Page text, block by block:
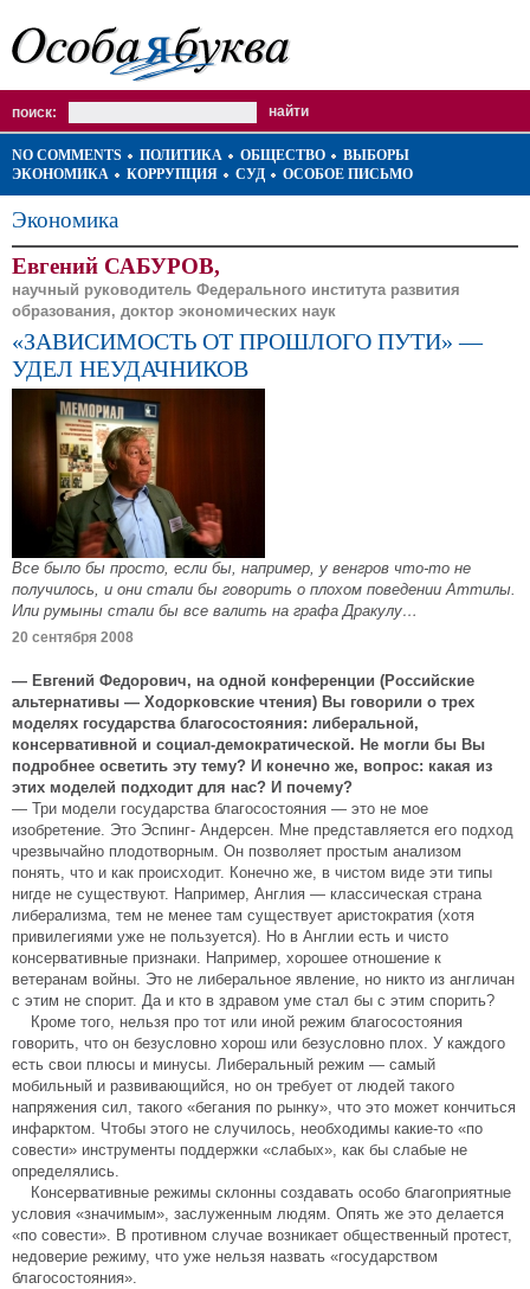
поиск:
NO COMMENTS ПОЛИТИКА ОБЩЕСТВО
ВЫБОРЫ
ЭКОНОМИКА
КОРРУПЦИЯ СУД ОСОБОЕ ПИСЬМО
Экономика
Евгений САБУРОВ,
научный руководитель Федерального института развития
образования, доктор экономических наук
«ЗАВИСИМОСТЬ ОТ ПРОШЛОГО ПУТИ» —
УДЕЛ НЕУДАЧНИКОВ
Все было бы просто, если бы, например, у венгров что-то не
получилось, и они стали бы говорить о плохом поведении Аттилы.
Или румыны стали бы все валить на графа Дракулу…
20 сентября 2008
— Евгений Федорович, на одной конференции (Российские
альтернативы — Ходорковские чтения) Вы говорили о трех
моделях государства благосостояния: либеральной,
консервативной и социал-демократической. Не могли бы Вы
подробнее осветить эту тему? И конечно же, вопрос: какая из
этих моделей подходит для нас? И почему?
— Три модели государства благосостояния — это не мое
изобретение. Это Эспинг- Андерсен. Мне представляется его подход
чрезвычайно плодотворным. Он позволяет простым анализом
понять, что и как происходит. Конечно же, в чистом виде эти типы
нигде не существуют. Например, Англия — классическая страна
либерализма, тем не менее там существует аристократия (хотя
привилегиями уже не пользуется). Но в Англии есть и чисто
консервативные признаки. Например, хорошее отношение к
ветеранам войны. Это не либеральное явление, но никто из англичан
с этим не спорит. Да и кто в здравом уме стал бы с этим спорить?
Кроме того, нельзя про тот или иной режим благосостояния
говорить, что он безусловно хорош или безусловно плох. У каждого
есть свои плюсы и минусы. Либеральный режим — самый
мобильный и развивающийся, но он требует от людей такого
напряжения сил, такого «бегания по рынку», что это может кончиться
инфарктом. Чтобы этого не случилось, необходимы какие-то «по
совести» инструменты поддержки «слабых», как бы слабые не
определялись.
Консервативные режимы склонны создавать особо благоприятные
условия «значимым», заслуженным людям. Опять же это делается
«по совести». В противном случае возникает общественный протест,
недоверие режиму, что уже нельзя назвать «государством
благосостояния».